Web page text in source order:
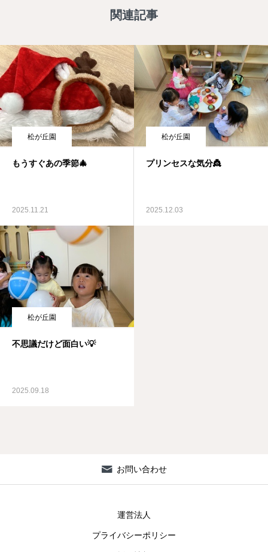
関連記事
松が丘園
もうすぐあの季節🎄
2025.11.21
松が丘園
プリンセスな気分👸
2025.12.03
松が丘園
不思議だけど面白い💡
2025.09.18
お問い合わせ
運営法人
プライバシーポリシー